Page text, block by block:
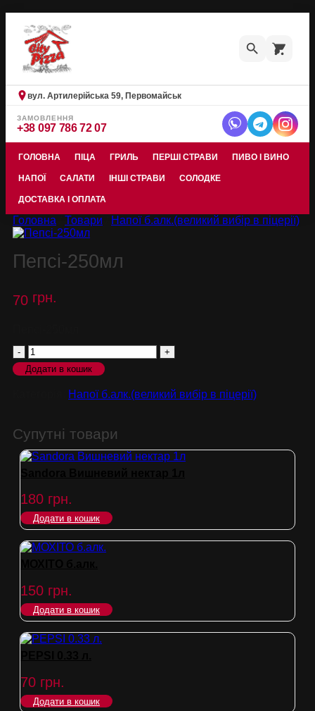
content
вул. Артилерійська 59, Первомайськ
ЗАМОВЛЕННЯ
+38 097 786 72 07
ГОЛОВНА ПІЦА ГРИЛЬ ПЕРШІ СТРАВИ ПИВО І ВИНО
НАПОЇ САЛАТИ ІНШІ СТРАВИ СОЛОДКЕ
ДОСТАВКА І ОПЛАТА
Головна Товари Напої б.алк.(великий вибір в піцерії)
Пепсі-250мл
70 грн.
Пепсі-250мл
Додати в кошик
Напої б.алк.(великий вибір в піцерії)
Супутні товари
180 грн.
Додати в кошик
150 грн.
Додати в кошик
70 грн.
Додати в кошик